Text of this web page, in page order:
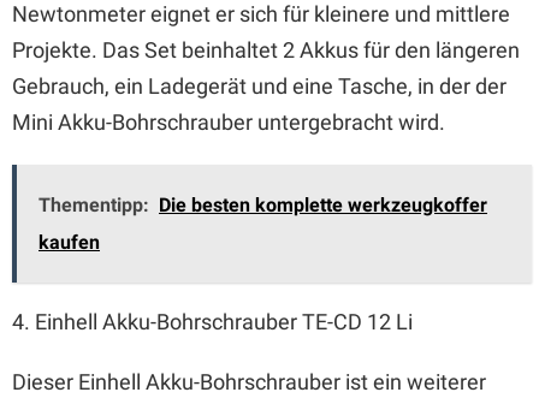
Newtonmeter eignet er sich für kleinere und mittlere
Projekte. Das Set beinhaltet 2 Akkus für den längeren
Gebrauch, ein Ladegerät und eine Tasche, in der der
Mini Akku-Bohrschrauber untergebracht wird.
Thementipp: Die besten komplette werkzeugkoffer
kaufen
4. Einhell Akku-Bohrschrauber TE-CD 12 Li
Dieser Einhell Akku-Bohrschrauber ist ein weiterer